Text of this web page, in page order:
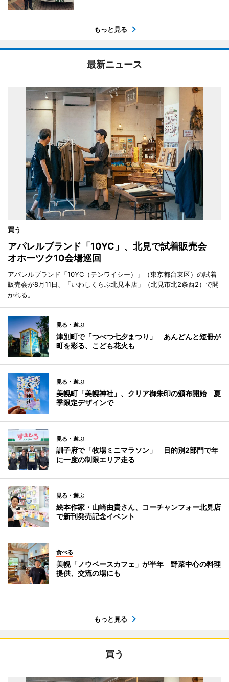
もっと見る
最新ニュース
買う
アパレルブランド「10YC」、北見で試着販売会
オホーツク10会場巡回
アパレルブランド「10YC（テンワイシー）」（東京都台東区）の試着
販売会が8月11日、「いわしくらぶ北見本店」（北見市北2条西2）で開
かれる。
見る・遊ぶ
津別町で「つべつ七夕まつり」 あんどんと短冊が
町を彩る、こども花火も
見る・遊ぶ
美幌町「美幌神社」、クリア御朱印の頒布開始 夏
季限定デザインで
見る・遊ぶ
訓子府で「牧場ミニマラソン」 目的別2部門で年
に一度の制限エリア走る
見る・遊ぶ
絵本作家・山崎由貴さん、コーチャンフォー北見店
で新刊発売記念イベント
食べる
美幌「ノウベースカフェ」が半年 野菜中心の料理
提供、交流の場にも
もっと見る
買う